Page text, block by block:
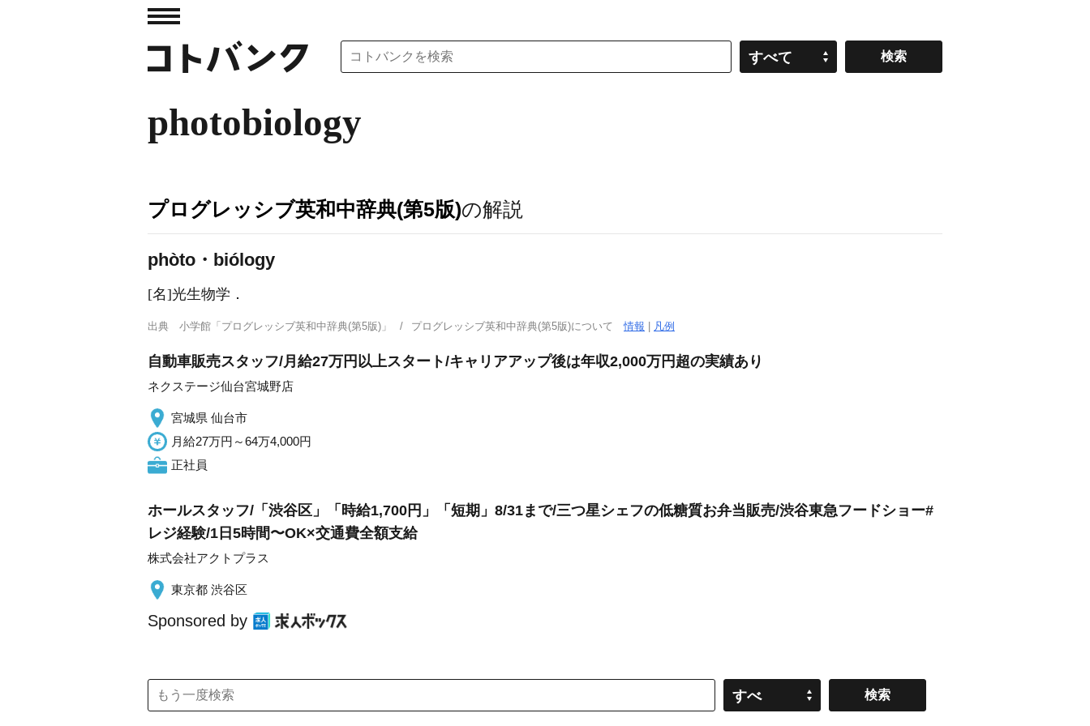
すべて
photobiology
プログレッシブ英和中辞典(第5版)の解説
phòto・biólogy
[名]光生物学 ．
出典 小学館「プログレッシブ英和中辞典(第5版)」 プログレッシブ英和中辞典(第5版)について情報 凡例
自動車販売スタッフ/月給27万円以上スタート/キャリアアップ後は年収2,000万円超の実績あり
ネクステージ仙台宮城野店
宮城県 仙台市
月給27万円～64万4,000円
正社員
ホールスタッフ/「渋谷区」「時給1,700円」「短期」8/31まで/三つ星シェフの低糖質お弁当販売/渋谷東急フードショー#
レジ経験/1日5時間〜OK×交通費全額支給
株式会社アクトプラス
東京都 渋谷区
Sponsored by
すべ